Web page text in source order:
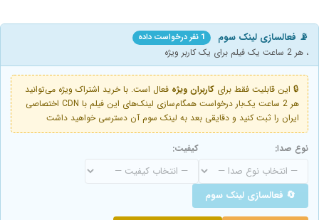
📡 فعالسازی لینک سوم 1 نفر درخواست داده
، هر 2 ساعت یک فیلم برای یک کاربر ویژه
🔒 این قابلیت فقط برای کاربران ویژه فعال است. با خرید اشتراک ویژه می‌توانید
هر 2 ساعت یک‌بار درخواست همگام‌سازی لینک‌های این فیلم با CDN اختصاصی
ایران را ثبت کنید و دقایقی بعد به لینک سوم آن دسترسی خواهید داشت
نوع صدا: کیفیت:
🔄 فعالسازی لینک سوم